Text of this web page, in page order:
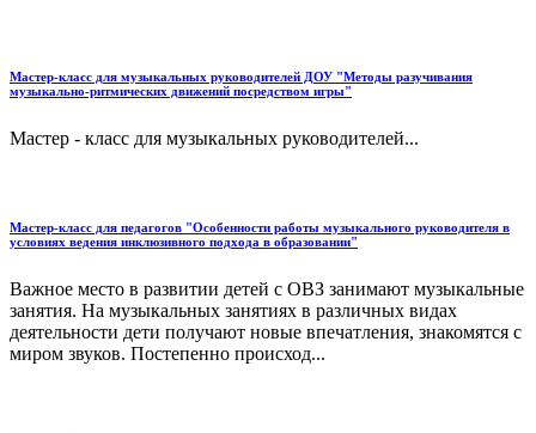
Мастер-класс для музыкальных руководителей ДОУ "Методы разучивания
музыкально-ритмических движений посредством игры"
Мастер - класс для музыкальных руководителей...
Мастер-класс для педагогов "Особенности работы музыкального руководителя в
условиях ведения инклюзивного подхода в образовании"
Важное место в развитии детей с ОВЗ занимают музыкальные
занятия. На музыкальных занятиях в различных видах
деятельности дети получают новые впечатления, знакомятся с
миром звуков. Постепенно происход...